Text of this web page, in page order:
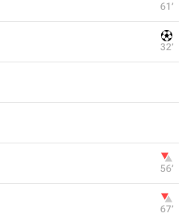
61‎’‎
32‎’‎
56‎’‎
67‎’‎